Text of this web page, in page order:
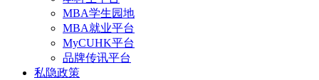
MBA学生园地
MBA就业平台
MyCUHK平台
品牌传讯平台
私隐政策